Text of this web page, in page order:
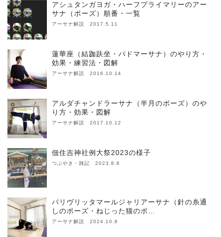
アシュタンガヨガ・ハーフプライマリーのアー
サナ（ポーズ）順番・一覧
アーサナ解説 2017.5.11
蓮華座（結跏趺坐・パドマーサナ）のやり方・
効果・練習法・図解
アーサナ解説 2016.10.14
アルダチャンドラーサナ（半月のポーズ）のや
り方・効果・図解
アーサナ解説 2017.10.12
佃住吉神社例大祭2023の様子
つぶやき・雑記 2023.8.8
パリヴリッタマールジャリアーサナ（針の糸通
しのポーズ・ねじった猫のポ…
アーサナ解説 2024.10.8